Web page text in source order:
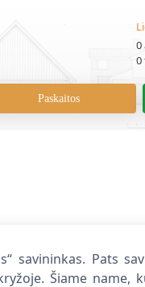
0
0
Paskaitos
savininkas. Pats
Šiame name,